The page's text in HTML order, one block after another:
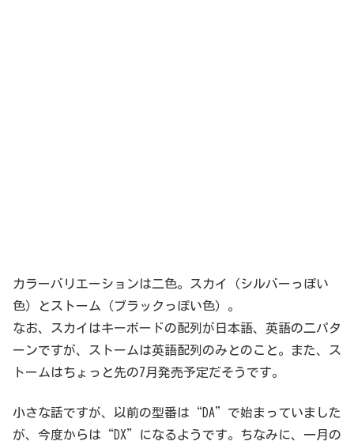
カラーバリエーションは二色。スカイ（シルバーっぽい
色）とストーム（ブラックっぽい色）。
なお、スカイはキーボードの配列が日本語、英語の二パタ
ーンですが、ストームは英語配列のみとのこと。また、ス
トームはちょっと先の7月発売予定だそうです。
小さな話ですが、以前の型番は“DA”で始まっていました
が、今度からは“DX”になるようです。ちなみに、一月の